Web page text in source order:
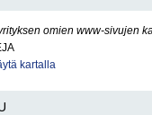
omien www-sivujen
kartalla